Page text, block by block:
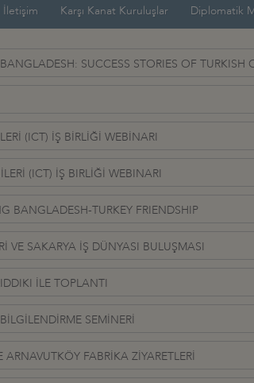
İletişim Karşı Kanat Kuruluşlar Diplomatik
SUCCESS STORIES OF TURKISH
(ICT) İŞ BİRLİĞİ WEBİNARI
(ICT) İŞ BIRLİĞİ WEBINARI
BANGLADESH-TURKEY FRIENDSHIP
VE SAKARYA İŞ DÜNYASI BULUŞMASI
İLE TOPLANTI
SEMİNERİ
FABRİKA ZİYARETLERİ